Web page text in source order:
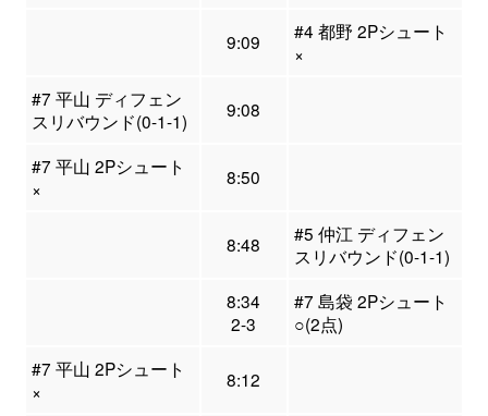
9:09
#4 都野 2Pシュート
×
#7 平山 ディフェン
スリバウンド(0-1-1)
9:08
#7 平山 2Pシュート
×
8:50
8:48
#5 仲江 ディフェン
スリバウンド(0-1-1)
8:34
2-3
#7 島袋 2Pシュート
○(2点)
#7 平山 2Pシュート
×
8:12